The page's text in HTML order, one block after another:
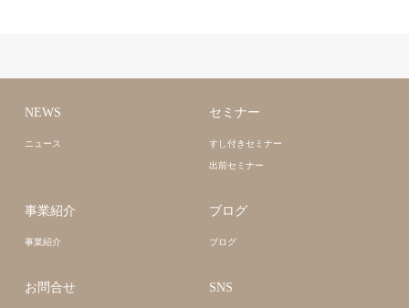
NEWS
ニュース
セミナー
すし付きセミナー
出前セミナー
事業紹介
事業紹介
ブログ
ブログ
お問合せ SNS